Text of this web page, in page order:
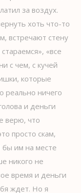
за воздух.
хоть что-то
встречают стену
«все
с чем, с кучей
которые
реально ничего
и деньги
верю, что
просто скам,
бы им на месте
никого не
время и деньги
ждет. Но я